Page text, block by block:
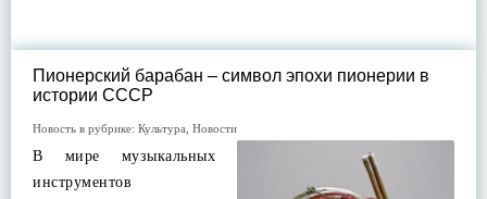
Пионерский барабан – символ эпохи пионерии в
истории СССР
Новость в рубрике: Культура Новости
В мире музыкальных
инструментов